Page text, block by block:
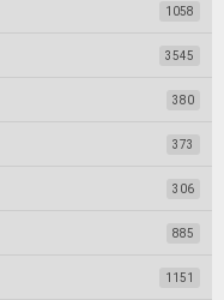
1058
3545
380
373
306
885
1151